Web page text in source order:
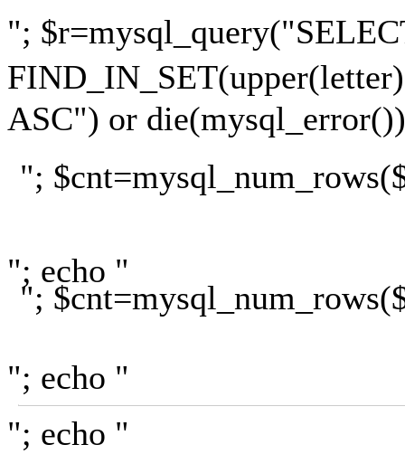
";
ASC") or
";
"; echo "
";
"; echo "
"; echo "